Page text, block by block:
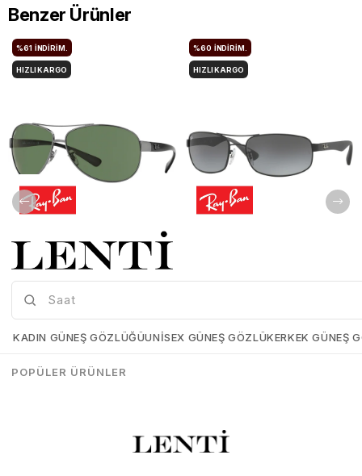
Benzer Ürünler
Ray-Ban-RB3386-004/71-63
₺5.813,10
₺14.733,00
%61 İNDIRIM.
HIZLI KARGO
₺5.777,10
₺14.611,00
%60 İNDIRIM.
HIZLI KARGO
KADIN GÜNEŞ GÖZLÜĞÜUNISEX GÜNEŞ GÖZLÜKERKEK GÜNEŞ
POPÜLER ÜRÜNLER